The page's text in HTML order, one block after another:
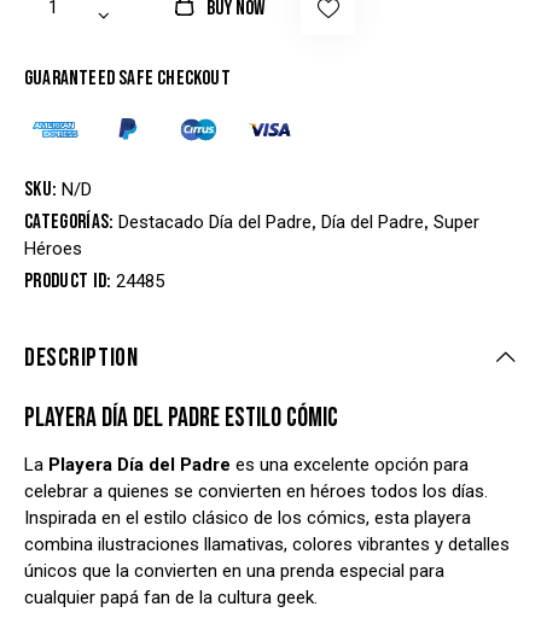
BUY NOW
Guaranteed safe checkout
SKU: N/D
Categorías:Destacado Día del Padre, Día del Padre, Super
Héroes
Product ID:24485
DESCRIPTION
PLAYERA DÍA DEL PADRE ESTILO CÓMIC
La Playera Día del Padre es una excelente opción para
celebrar a quienes se convierten en héroes todos los días.
Inspirada en el estilo clásico de los cómics, esta playera
combina ilustraciones llamativas, colores vibrantes y detalles
únicos que la convierten en una prenda especial para
cualquier papá fan de la cultura geek.